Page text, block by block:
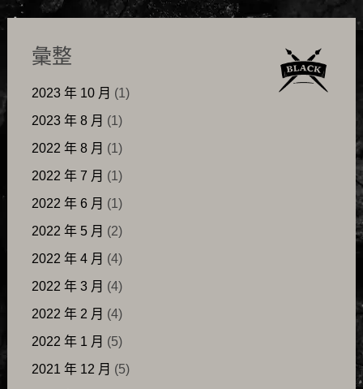
彙整
2023 年 10 月 (1)
2023 年 8 月 (1)
2022 年 8 月 (1)
2022 年 7 月 (1)
2022 年 6 月 (1)
2022 年 5 月 (2)
2022 年 4 月 (4)
2022 年 3 月 (4)
2022 年 2 月 (4)
2022 年 1 月 (5)
2021 年 12 月 (5)